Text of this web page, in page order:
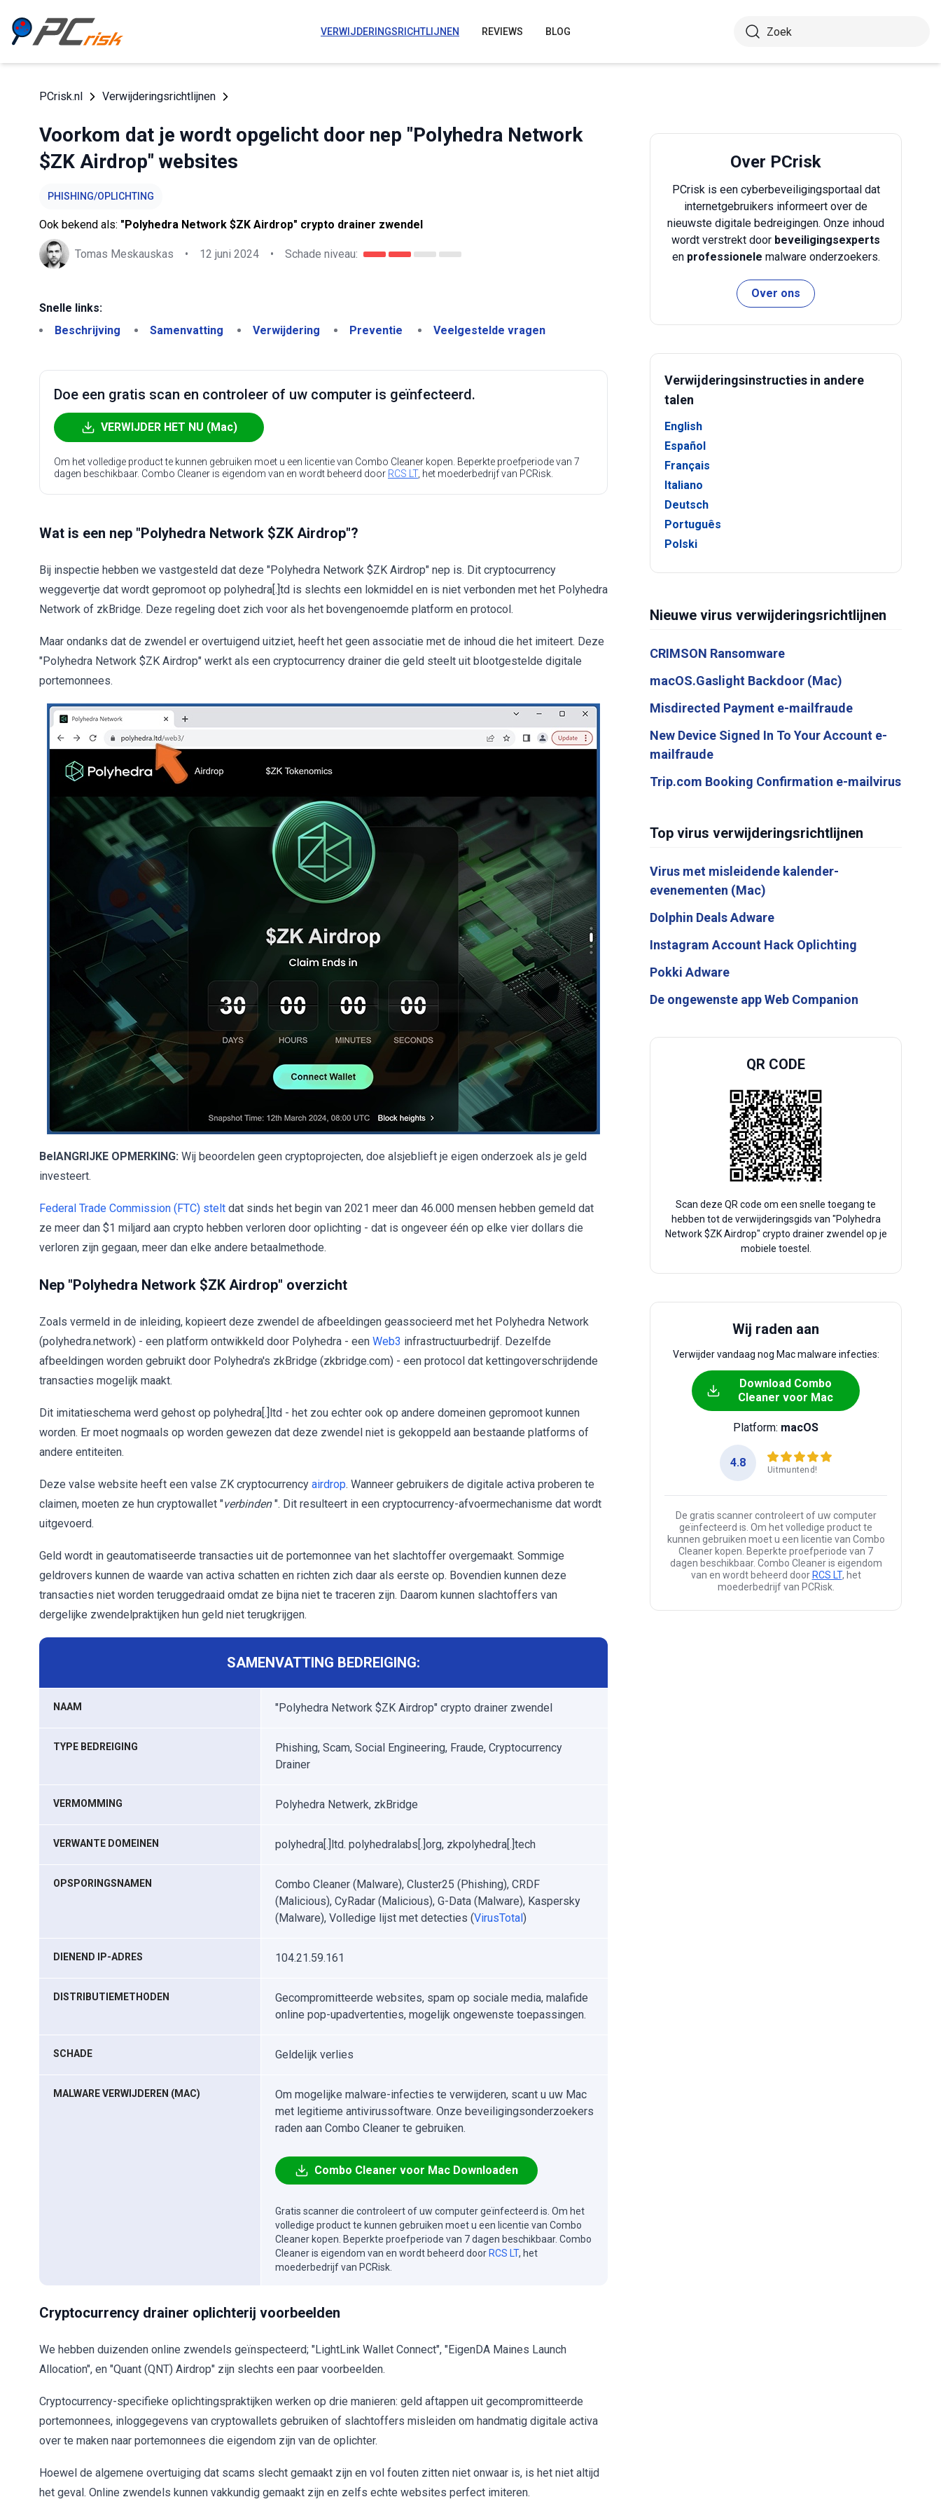
VERWIJDERINGSRICHTLIJNEN REVIEWS BLOG
PCrisk.nl Verwijderingsrichtlijnen
Voorkom dat je wordt opgelicht door nep "Polyhedra Network
$ZK Airdrop" websites
PHISHING/OPLICHTING
Ook bekend als: "Polyhedra Network $ZK Airdrop" crypto drainer zwendel
Tomas Meskauskas • 12 juni 2024 • Schade niveau:
Snelle links:
Beschrijving
Samenvatting Verwijdering Preventie Veelgestelde vragen
Doe een gratis scan en controleer of uw computer is geïnfecteerd.
VERWIJDER HET NU (Mac)
Om het volledige product te kunnen gebruiken moet u een licentie van Combo Cleaner kopen. Beperkte proefperiode van 7
dagen beschikbaar. Combo Cleaner is eigendom van en wordt beheerd door RCS LT, het moederbedrijf van PCRisk.
Wat is een nep "Polyhedra Network $ZK Airdrop"?
Bij inspectie hebben we vastgesteld dat deze "Polyhedra Network $ZK Airdrop" nep is. Dit cryptocurrency
weggevertje dat wordt gepromoot op polyhedra[.]td is slechts een lokmiddel en is niet verbonden met het Polyhedra
Network of zkBridge. Deze regeling doet zich voor als het bovengenoemde platform en protocol.
Maar ondanks dat de zwendel er overtuigend uitziet, heeft het geen associatie met de inhoud die het imiteert. Deze
"Polyhedra Network $ZK Airdrop" werkt als een cryptocurrency drainer die geld steelt uit blootgestelde digitale
portemonnees.
BelANGRIJKE OPMERKING: Wij beoordelen geen cryptoprojecten, doe alsjeblieft je eigen onderzoek als je geld
investeert.
Federal Trade Commission (FTC) stelt dat sinds het begin van 2021 meer dan 46.000 mensen hebben gemeld dat
ze meer dan $1 miljard aan crypto hebben verloren door oplichting - dat is ongeveer één op elke vier dollars die
verloren zijn gegaan, meer dan elke andere betaalmethode.
Nep "Polyhedra Network $ZK Airdrop" overzicht
Zoals vermeld in de inleiding, kopieert deze zwendel de afbeeldingen geassocieerd met het Polyhedra Network
(polyhedra.network) - een platform ontwikkeld door Polyhedra - een Web3 infrastructuurbedrijf. Dezelfde
afbeeldingen worden gebruikt door Polyhedra's zkBridge (zkbridge.com) - een protocol dat kettingoverschrijdende
transacties mogelijk maakt.
Dit imitatieschema werd gehost op polyhedra[.]ltd - het zou echter ook op andere domeinen gepromoot kunnen
worden. Er moet nogmaals op worden gewezen dat deze zwendel niet is gekoppeld aan bestaande platforms of
andere entiteiten.
Deze valse website heeft een valse ZK cryptocurrency airdrop. Wanneer gebruikers de digitale activa proberen te
claimen, moeten ze hun cryptowallet "verbinden ". Dit resulteert in een cryptocurrency-afvoermechanisme dat wordt
uitgevoerd.
Geld wordt in geautomatiseerde transacties uit de portemonnee van het slachtoffer overgemaakt. Sommige
geldrovers kunnen de waarde van activa schatten en richten zich daar als eerste op. Bovendien kunnen deze
transacties niet worden teruggedraaid omdat ze bijna niet te traceren zijn. Daarom kunnen slachtoffers van
dergelijke zwendelpraktijken hun geld niet terugkrijgen.
SAMENVATTING BEDREIGING:
NAAM "Polyhedra Network $ZK Airdrop" crypto drainer zwendel
TYPE BEDREIGING
Phishing, Scam, Social Engineering, Fraude, Cryptocurrency
Drainer
VERMOMMING Polyhedra Netwerk, zkBridge
VERWANTE DOMEINEN polyhedra[.]ltd. polyhedralabs[.]org, zkpolyhedra[.]tech
OPSPORINGSNAMEN
Combo Cleaner (Malware), Cluster25 (Phishing), CRDF
(Malicious), CyRadar (Malicious), G-Data (Malware), Kaspersky
(Malware), Volledige lijst met detecties (VirusTotal)
DIENEND IP-ADRES 104.21.59.161
DISTRIBUTIEMETHODEN
Gecompromitteerde websites, spam op sociale media, malafide
online pop-upadvertenties, mogelijk ongewenste toepassingen.
SCHADE Geldelijk verlies
MALWARE VERWIJDEREN (MAC)
Om mogelijke malware-infecties te verwijderen, scant u uw Mac
met legitieme antivirussoftware. Onze beveiligingsonderzoekers
raden aan Combo Cleaner te gebruiken.
Combo Cleaner voor Mac Downloaden
Gratis scanner die controleert of uw computer geïnfecteerd is. Om het
volledige product te kunnen gebruiken moet u een licentie van Combo
Cleaner kopen. Beperkte proefperiode van 7 dagen beschikbaar. Combo
Cleaner is eigendom van en wordt beheerd door RCS LT, het
moederbedrijf van PCRisk.
Cryptocurrency drainer oplichterij voorbeelden
We hebben duizenden online zwendels geïnspecteerd; "LightLink Wallet Connect", "EigenDA Maines Launch
Allocation", en "Quant (QNT) Airdrop" zijn slechts een paar voorbeelden.
Cryptocurrency-specifieke oplichtingspraktijken werken op drie manieren: geld aftappen uit gecompromitteerde
portemonnees, inloggegevens van cryptowallets gebruiken of slachtoffers misleiden om handmatig digitale activa
over te maken naar portemonnees die eigendom zijn van de oplichter.
Hoewel de algemene overtuiging dat scams slecht gemaakt zijn en vol fouten zitten niet onwaar is, is het niet altijd
het geval. Online zwendels kunnen vakkundig gemaakt zijn en zelfs echte websites perfect imiteren.
Over PCrisk
PCrisk is een cyberbeveiligingsportaal dat
internetgebruikers informeert over de
nieuwste digitale bedreigingen. Onze inhoud
wordt verstrekt door beveiligingsexperts
en professionele malware onderzoekers.
Over ons
Verwijderingsinstructies in andere
talen
English
Español
Français
Italiano
Deutsch
Português
Polski
Nieuwe virus verwijderingsrichtlijnen
CRIMSON Ransomware
macOS.Gaslight Backdoor (Mac)
Misdirected Payment e-mailfraude
New Device Signed In To Your Account e-
mailfraude
Trip.com Booking Confirmation e-mailvirus
Top virus verwijderingsrichtlijnen
Virus met misleidende kalender-
evenementen (Mac)
Dolphin Deals Adware
Instagram Account Hack Oplichting
Pokki Adware
De ongewenste app Web Companion
QR CODE
Scan deze QR code om een snelle toegang te
hebben tot de verwijderingsgids van "Polyhedra
Network $ZK Airdrop" crypto drainer zwendel op je
mobiele toestel.
Wij raden aan
Verwijder vandaag nog Mac malware infecties:
Download Combo
Cleaner voor Mac
Platform: macOS
4.8
Uitmuntend!
De gratis scanner controleert of uw computer
geïnfecteerd is. Om het volledige product te
kunnen gebruiken moet u een licentie van Combo
Cleaner kopen. Beperkte proefperiode van 7
dagen beschikbaar. Combo Cleaner is eigendom
van en wordt beheerd door RCS LT, het
moederbedrijf van PCRisk.